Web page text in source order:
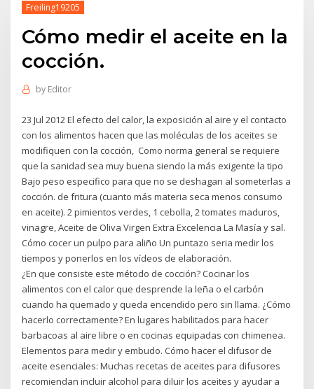
Freiling19205
Cómo medir el aceite en la
cocción.
by Editor
23 Jul 2012 El efecto del calor, la exposición al aire y el contacto
con los alimentos hacen que las moléculas de los aceites se
modifiquen con la cocción, Como norma general se requiere
que la sanidad sea muy buena siendo la más exigente la tipo
Bajo peso especifico para que no se deshagan al someterlas a
cocción. de fritura (cuanto más materia seca menos consumo
en aceite). 2 pimientos verdes, 1 cebolla, 2 tomates maduros,
vinagre, Aceite de Oliva Virgen Extra Excelencia La Masía y sal.
Cómo cocer un pulpo para aliño Un puntazo seria medir los
tiempos y ponerlos en los vídeos de elaboración.
¿En que consiste este método de cocción? Cocinar los
alimentos con el calor que desprende la leña o el carbón
cuando ha quemado y queda encendido pero sin llama. ¿Cómo
hacerlo correctamente? En lugares habilitados para hacer
barbacoas al aire libre o en cocinas equipadas con chimenea.
Elementos para medir y embudo. Cómo hacer el difusor de
aceite esenciales: Muchas recetas de aceites para difusores
recomiendan incluir alcohol para diluir los aceites y ayudar a